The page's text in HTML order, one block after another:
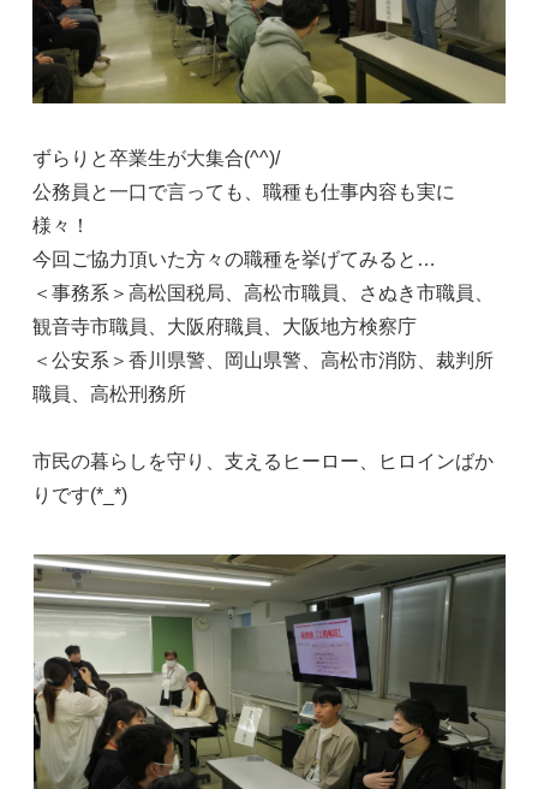
ずらりと卒業生が大集合(^^)/
公務員と一口で言っても、職種も仕事内容も実に
様々！
今回ご協力頂いた方々の職種を挙げてみると…
＜事務系＞高松国税局、高松市職員、さぬき市職員、
観音寺市職員、大阪府職員、大阪地方検察庁
＜公安系＞香川県警、岡山県警、高松市消防、裁判所
職員、高松刑務所
市民の暮らしを守り、支えるヒーロー、ヒロインばか
りです(*_*)